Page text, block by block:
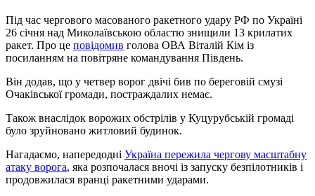
Під час чергового масованого ракетного удару РФ по Україні
26 січня над Миколаївською областю знищили 13 крилатих
ракет. Про це повідомив голова ОВА Віталій Кім із
посиланням на повітряне командування Південь.
Він додав, що у четвер ворог двічі бив по береговій смузі
Очаківської громади, постраждалих немає.
Також внаслідок ворожих обстрілів у Куцурубській громаді
було зруйновано житловий будинок.
Нагадаємо, напередодні Україна пережила чергову масштабну
атаку ворога, яка розпочалася вночі із запуску безпілотників і
продовжилася вранці ракетними ударами.